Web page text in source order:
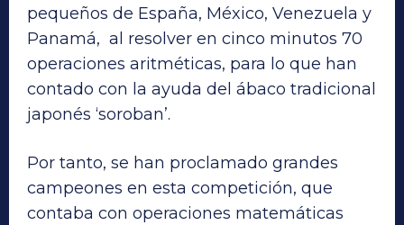
pequeños de España, México, Venezuela y
Panamá, al resolver en cinco minutos 70
operaciones aritméticas, para lo que han
contado con la ayuda del ábaco tradicional
japonés ‘soroban’.
Por tanto, se han proclamado grandes
campeones en esta competición, que
contaba con operaciones matemáticas